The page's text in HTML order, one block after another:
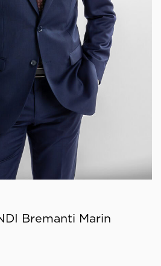
Bremanti Marin